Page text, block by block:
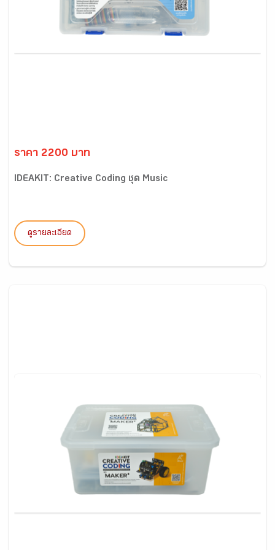
ราคา 2200 บาท
IDEAKIT: Creative Coding ชุด Music
ดูรายละเอียด